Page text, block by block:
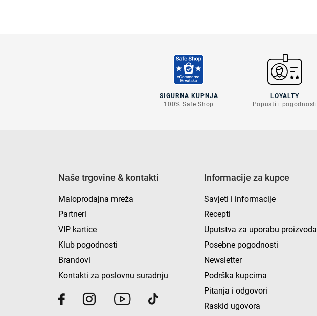
SIGURNA KUPNJA
100% Safe Shop
LOYALTY
Popusti i pogodnosti
Naše trgovine & kontakti
Maloprodajna mreža
Partneri
VIP kartice
Klub pogodnosti
Brandovi
Kontakti za poslovnu suradnju
Informacije za kupce
Savjeti i informacije
Recepti
Uputstva za uporabu proizvoda
Posebne pogodnosti
Newsletter
Podrška kupcima
Pitanja i odgovori
Raskid ugovora